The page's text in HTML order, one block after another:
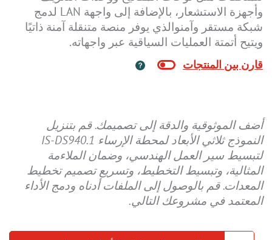
وأجهزة الاستشعار، بالإضافة إلى واجهة LAN لدمج
شبكة مستقر وآمنوالذي يوفر منصة متنقلة آمنة ذاتيًا
ويتيح أتمتة العمليات السياقية عبر واجهاته.
أضف الموثوقية والدقة إلى تصميمك. قم بتنزيل
النموذج ثلاثي الأبعاد لمحطة الإرساء IS-DS940.1
لتبسيط سير العمل الهندسي، وضمان الملاءمة
المثالية، وتبسيط التخطيط، وتسريع تصميم تخطيط
المعدات. قم بالوصول إلى الملفات أدناه ودمج الأداء
المعتمد في مشروعك التالي.